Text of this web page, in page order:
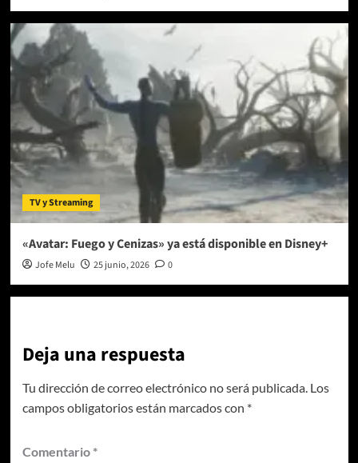
TV y Streaming
«Avatar: Fuego y Cenizas» ya está disponible en Disney+
Jofe Melu 25 junio, 2026 0
Deja una respuesta
Tu dirección de correo electrónico no será publicada. Los
campos obligatorios están marcados con *
Comentario *